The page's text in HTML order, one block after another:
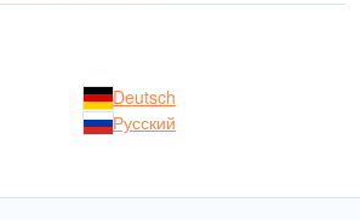
Deutsch
Русский